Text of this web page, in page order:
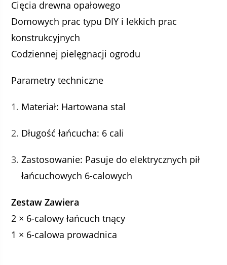
Cięcia drewna opałowego
Domowych prac typu DIY i lekkich prac
konstrukcyjnych
Codziennej pielęgnacji ogrodu
Parametry techniczne
Materiał: Hartowana stal
Długość łańcucha: 6 cali
Zastosowanie: Pasuje do elektrycznych pił
łańcuchowych 6-calowych
Zestaw Zawiera
2 × 6-calowy łańcuch tnący
1 × 6-calowa prowadnica